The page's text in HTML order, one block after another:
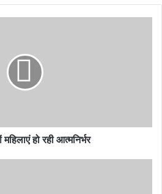
महिलाएं हो रही आत्मनिर्भर